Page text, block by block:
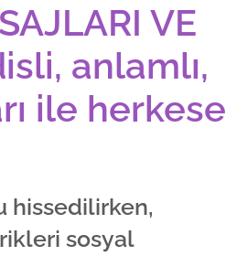
VE
anlamlı,
ile herkese
hissedilirken,
sosyal